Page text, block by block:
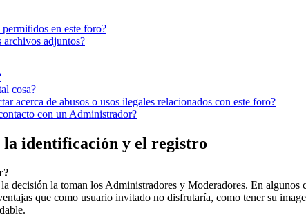
en este foro?
archivos adjuntos?
cosa?
acerca de abusos o usos ilegales relacionados con este foro?
con un Administrador?
la identificación y el registro
decisión la toman los Administradores y Moderadores. En algunos
que como usuario invitado no disfrutaría, como tener su